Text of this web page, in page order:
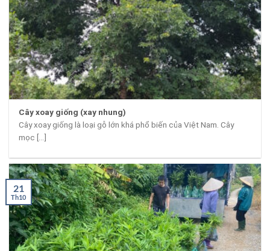
Cây xoay giống (xay nhung)
Cây xoay giống là loại gỗ lớn khá phổ biến của Việt Nam. Cây
mọc [...]
21
Th10